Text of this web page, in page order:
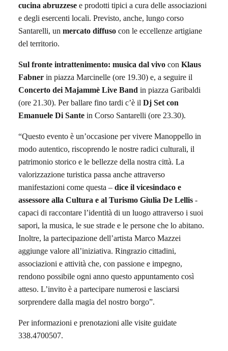
cucina abruzzese e prodotti tipici a cura delle associazioni
e degli esercenti locali. Previsto, anche, lungo corso
Santarelli, un mercato diffuso con le eccellenze artigiane
del territorio.
Sul fronte intrattenimento: musica dal vivo con Klaus
Fabner in piazza Marcinelle (ore 19.30) e, a seguire il
Concerto dei Majammè Live Band in piazza Garibaldi
(ore 21.30). Per ballare fino tardi c’è il Dj Set con
Emanuele Di Sante in Corso Santarelli (ore 23.30).
“Questo evento è un’occasione per vivere Manoppello in
modo autentico, riscoprendo le nostre radici culturali, il
patrimonio storico e le bellezze della nostra città. La
valorizzazione turistica passa anche attraverso
manifestazioni come questa – dice il vicesindaco e
assessore alla Cultura e al Turismo Giulia De Lellis -
capaci di raccontare l’identità di un luogo attraverso i suoi
sapori, la musica, le sue strade e le persone che lo abitano.
Inoltre, la partecipazione dell’artista Marco Mazzei
aggiunge valore all’iniziativa. Ringrazio cittadini,
associazioni e attività che, con passione e impegno,
rendono possibile ogni anno questo appuntamento così
atteso. L’invito è a partecipare numerosi e lasciarsi
sorprendere dalla magia del nostro borgo”.
Per informazioni e prenotazioni alle visite guidate
338.4700507.